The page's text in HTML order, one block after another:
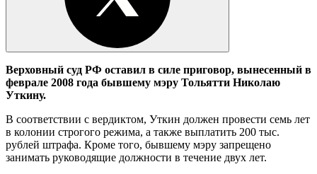
Верховный суд РФ оставил в силе приговор, вынесенный в
феврале 2008 года бывшему мэру Тольятти Николаю
Уткину.
В соответствии с вердиктом, Уткин должен провести семь лет
в колонии строгого режима, а также выплатить 200 тыс.
рублей штрафа. Кроме того, бывшему мэру запрещено
занимать руководящие должности в течение двух лет.